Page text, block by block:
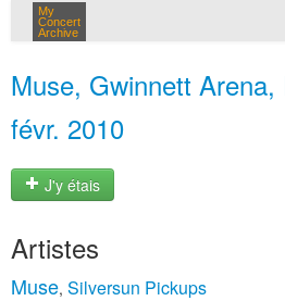
My
Concert
Archive
Muse, Gwinnett
févr. 2010
J'y étais
Artistes
Muse, Silversun Pickups